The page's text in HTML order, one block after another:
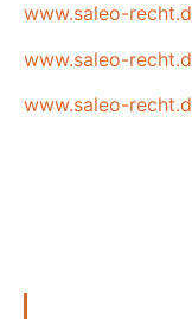
www.saleo-
www.saleo-
www.saleo-